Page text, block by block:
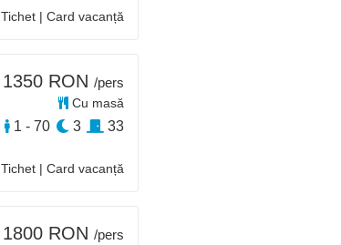
Tichet | Card vacanță
Tichet | Card vacanță
1350 RON /pers
Cu masă
1 - 70 3 33
1800 RON /pers